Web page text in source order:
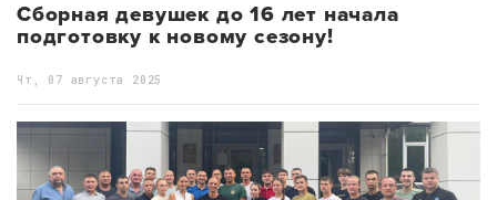
Сборная девушек до 16 лет начала
подготовку к новому сезону!
Чт, 07 августа 2025